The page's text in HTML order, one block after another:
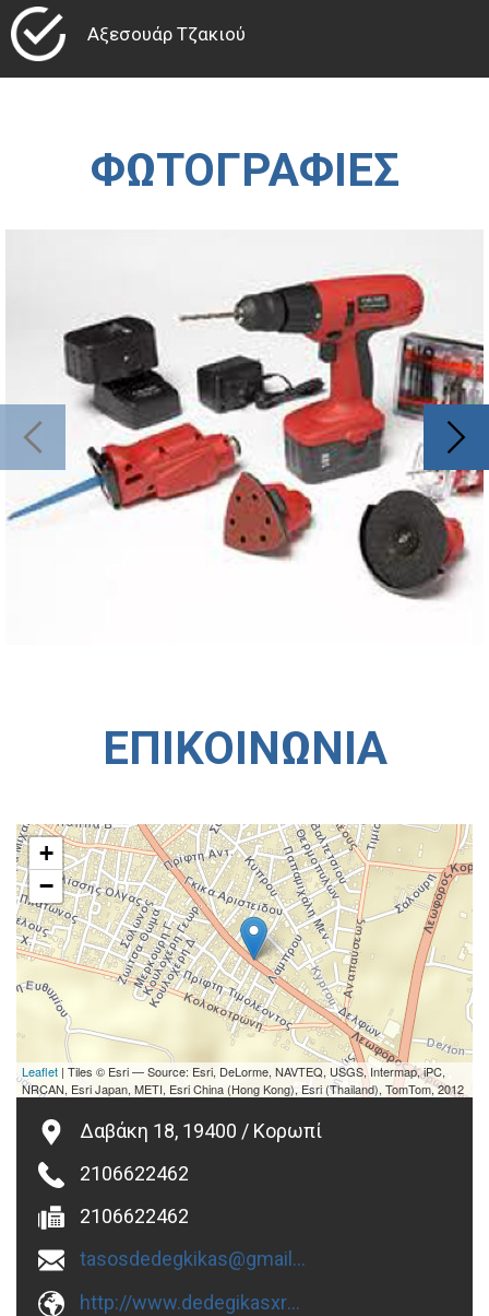
Αξεσουάρ Τζακιού
ΦΩΤΟΓΡΑΦΙΕΣ
ΕΠΙΚΟΙΝΩΝΙΑ
+
−
Leaflet | Tiles © Esri — Source: Esri, DeLorme, NAVTEQ, USGS, Intermap, iPC,
NRCAN, Esri Japan, METI, Esri China (Hong Kong), Esri (Thailand), TomTom, 2012
Δαβάκη 18, 19400 / Κορωπί
2106622462
2106622462
tasosdedegkikas@gmail.com
http://www.dedegikasxromata.gr